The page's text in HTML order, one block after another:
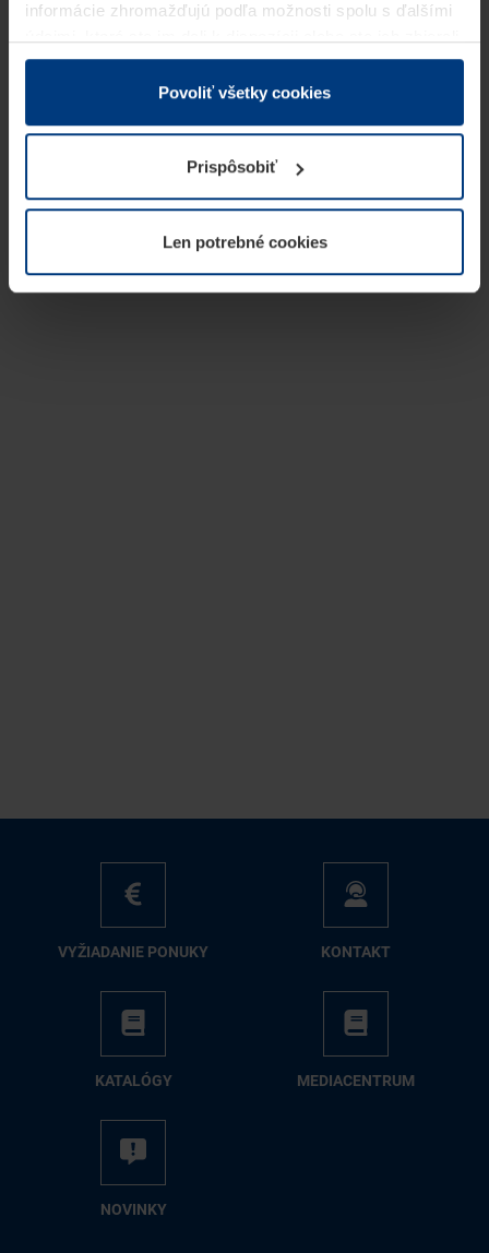
informácie zhromažďujú podľa možnosti spolu s ďalšími
v rámci Vášho využívania služieb.
Z právneho hľadiska môžeme cookies ukladať na Vašom
prevádzku tejto stránky. Pre všetky ostatné typy cookie
potrebujeme Vaše povolenie. Vaše povolenie môžete
kedykoľvek zmeniť alebo odvolať vo vysvetlení cookie
našej webovej stránky.
Povoliť všetky cookies
Prispôsobiť
Len potrebné cookies
VY­ŽIA­DA­NIE PO­NU­KY KON­TAKT
KA­TA­LÓ­GY ME­DIA­CEN­TRUM
NO­VIN­KY